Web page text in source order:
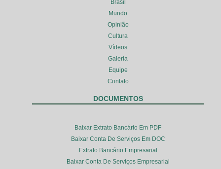
Brasil
Mundo
Opinião
Cultura
Vídeos
Galeria
Equipe
Contato
DOCUMENTOS
Baixar Extrato Bancário Em PDF
Baixar Conta De Serviços Em DOC
Extrato Bancário Empresarial
Baixar Conta De Serviços Empresarial